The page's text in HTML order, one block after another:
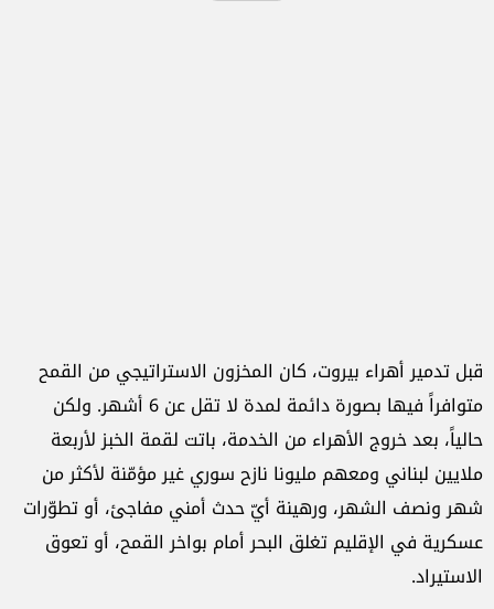
قبل تدمير أهراء بيروت، كان المخزون الاستراتيجي من القمح
متوافراً فيها بصورة دائمة لمدة لا تقل عن 6 أشهر. ولكن
حالياً، بعد خروج الأهراء من الخدمة، باتت لقمة الخبز لأربعة
ملايين لبناني ومعهم مليونا نازح سوري غير مؤمّنة لأكثر من
شهر ونصف الشهر، ورهينة أيّ حدث أمني مفاجئ، أو تطوّرات
عسكرية في الإقليم تغلق البحر أمام بواخر القمح، أو تعوق
الاستيراد.